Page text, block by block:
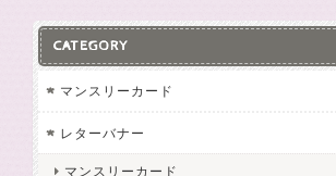
CATEGORY
マンスリーカード
レターバナー
マンスリーカード